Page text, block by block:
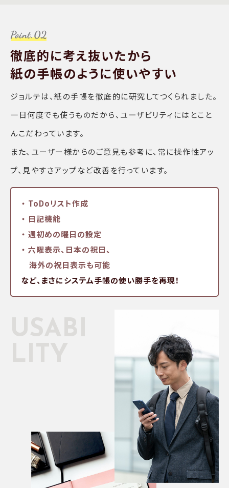
徹底的に考え抜いたから
紙の手帳のように使いやすい
ジョルテは、紙の手帳を徹底的に研究してつくられました。
一日何度でも使うものだから、ユーザビリティにはとこと
んこだわっています。
また、ユーザー様からのご意見も参考に、常に操作性アッ
プ、見やすさアップなど改善を行っています。
・ ToDoリスト作成
・ 日記機能
・ 週初めの曜日の設定
・ 六曜表示、日本の祝日、
海外の祝日表示も可能
など、まさにシステム手帳の使い勝手を再現！
USABI
LITY